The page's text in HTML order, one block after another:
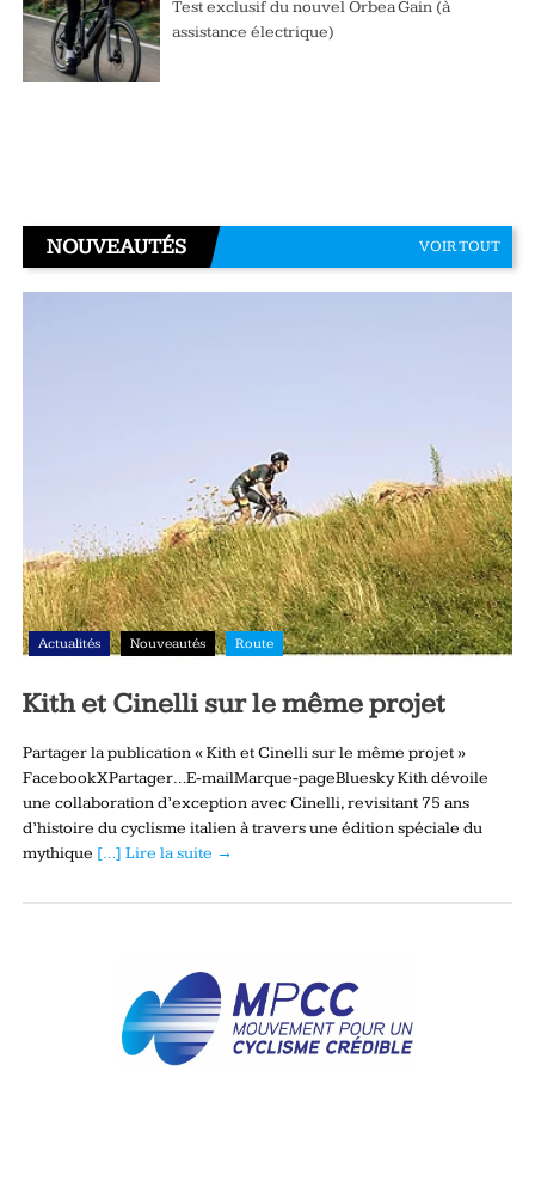
Test exclusif du nouvel Orbea Gain (à
assistance électrique)
NOUVEAUTÉS VOIR TOUT
Actualités Nouveautés Route
Kith et Cinelli sur le même projet
Partager la publication « Kith et Cinelli sur le même projet »
FacebookXPartager…E-mailMarque-pageBluesky Kith dévoile
une collaboration d’exception avec Cinelli, revisitant 75 ans
d’histoire du cyclisme italien à travers une édition spéciale du
mythique […] Lire la suite →